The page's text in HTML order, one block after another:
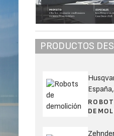
PRODUCTOS